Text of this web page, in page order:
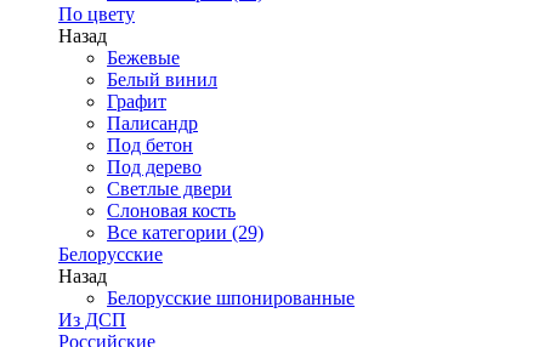
По цвету
Назад
Бежевые
Белый винил
Графит
Палисандр
Под бетон
Под дерево
Светлые двери
Слоновая кость
Все категории (29)
Белорусские
Назад
Белорусские шпонированные
Из ДСП
Российские